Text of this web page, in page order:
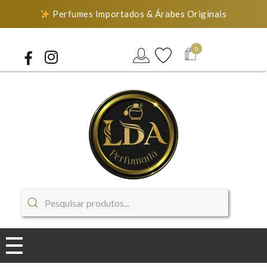
Perfumes Importados & Árabes Originais
0